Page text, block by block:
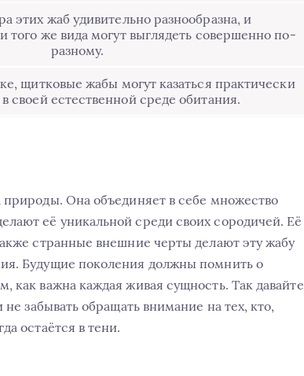
этих жаб удивительно разнообразна, и
того же вида могут выглядеть совершенно по-
разному.
щитковые жабы могут казаться практически
своей естественной среде обитания.
природы. Она объединяет в себе множество
её уникальной среди своих сородичей. Её
странные внешние черты делают эту жабу
Будущие поколения должны помнить о
как важна каждая живая сущность. Так давайте
забывать обращать внимание на тех, кто,
остаётся в тени.